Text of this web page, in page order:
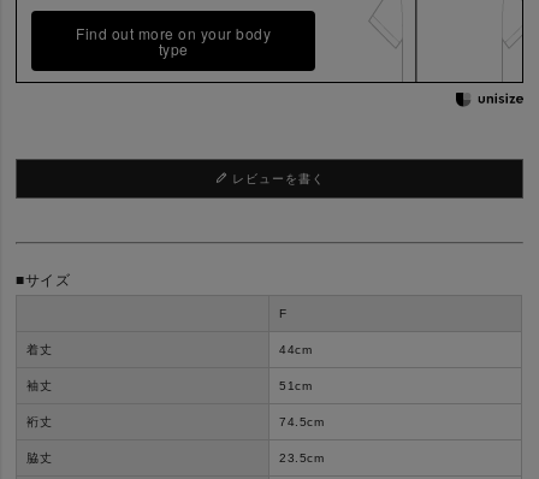
Find out more on your body
type
レビューを書く
■サイズ
F
着丈 44cm
袖丈 51cm
裄丈 74.5cm
脇丈 23.5cm